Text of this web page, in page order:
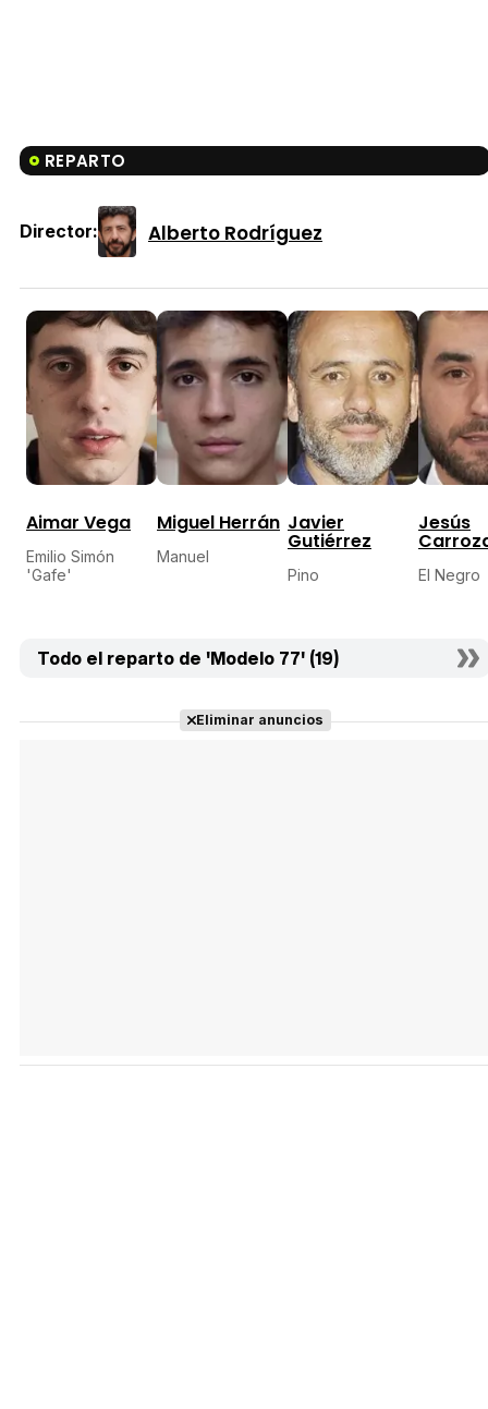
REPARTO
Director: Alberto Rodríguez
Aimar Vega
Emilio Simón
'Gafe'
Miguel Herrán
Manuel
Javier
Gutiérrez
Pino
Jesús
El Negro
Todo el reparto de 'Modelo 77' (19)
Eliminar anuncios